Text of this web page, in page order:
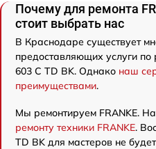
Почему для ремонта
стоит выбрать нас
В Краснодаре существует
предоставляющих услуги по
603 C TD BK. Однако наш
преимуществами.
Мы ремонтируем FRANKE.
ремонту техники FRANKE.
TD BK для мастеров не